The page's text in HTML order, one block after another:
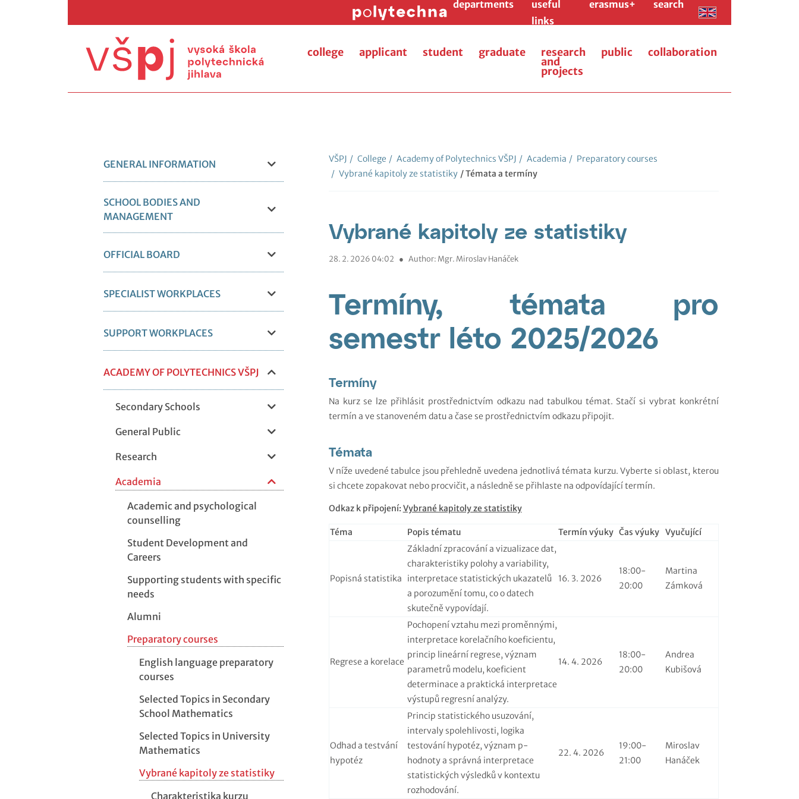
departments
useful
links
erasmus+ search
college applicant student graduate research
and
projects
public collaboration
GENERAL INFORMATION
SCHOOL BODIES AND
MANAGEMENT
OFFICIAL BOARD
SPECIALIST WORKPLACES
SUPPORT WORKPLACES
ACADEMY OF POLYTECHNICS VŠPJ
Secondary Schools
General Public
Research
Academia
Academic and psychological
counselling
Student Development and
Careers
Supporting students with specific
needs
Alumni
Preparatory courses
English language preparatory
courses
Selected Topics in Secondary
School Mathematics
Selected Topics in University
Mathematics
Vybrané kapitoly ze statistiky
Charakteristika kurzu
VŠPJ / College / Academy of Polytechnics VŠPJ / Academia / Preparatory courses
/ Vybrané kapitoly ze statistiky / Témata a termíny
Vybrané kapitoly ze statistiky
28. 2. 2026 04:02 ● Author: Mgr. Miroslav Hanáček
Termíny, témata pro
semestr léto 2025/2026
Termíny
Na kurz se lze přihlásit prostřednictvím odkazu nad tabulkou témat. Stačí si vybrat konkrétní
termín a ve stanoveném datu a čase se prostřednictvím odkazu připojit.
Témata
V níže uvedené tabulce jsou přehledně uvedena jednotlivá témata kurzu. Vyberte si oblast, kterou
si chcete zopakovat nebo procvičit, a následně se přihlaste na odpovídající termín.
Odkaz k připojení: Vybrané kapitoly ze statistiky
Téma Popis tématu Termín výuky Čas výuky Vyučující
Popisná statistika
Základní zpracování a vizualizace dat,
charakteristiky polohy a variability,
interpretace statistických ukazatelů
a porozumění tomu, co o datech
skutečně vypovídají.
16. 3. 2026
18:00-
20:00
Martina
Zámková
Regrese a korelace
Pochopení vztahu mezi proměnnými,
interpretace korelačního koeficientu,
princip lineární regrese, význam
parametrů modelu, koeficient
determinace a praktická interpretace
výstupů regresní analýzy.
14. 4. 2026
18:00-
20:00
Andrea
Kubišová
Odhad a testvání
hypotéz
Princip statistického usuzování,
intervaly spolehlivosti, logika
testování hypotéz, význam p-
hodnoty a správná interpretace
statistických výsledků v kontextu
rozhodování.
22. 4. 2026
19:00-
21:00
Miroslav
Hanáček